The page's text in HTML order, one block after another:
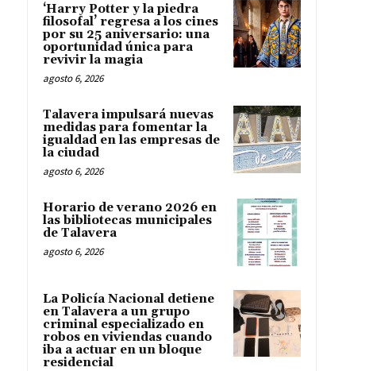
‘Harry Potter y la piedra
filosofal’ regresa a los cines
por su 25 aniversario: una
oportunidad única para
revivir la magia
agosto 6, 2026
Talavera impulsará nuevas
medidas para fomentar la
igualdad en las empresas de
la ciudad
agosto 6, 2026
Horario de verano 2026 en
las bibliotecas municipales
de Talavera
agosto 6, 2026
La Policía Nacional detiene
en Talavera a un grupo
criminal especializado en
robos en viviendas cuando
iba a actuar en un bloque
residencial